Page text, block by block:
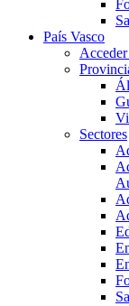
País Vasco
Sectores